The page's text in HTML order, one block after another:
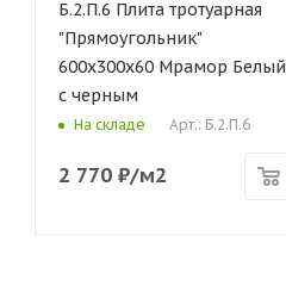
Б.2.П.6 Плита тротуарная
"Прямоугольник"
600х300х60 Мрамор Белый
с черным
На складе Арт.: Б.2.П.6
2 770 ₽/м2